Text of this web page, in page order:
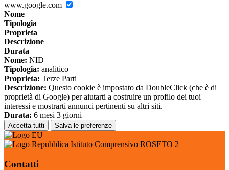
www.google.com
Nome
Tipologia
Proprieta
Descrizione
Durata
Nome: NID
Tipologia: analitico
Proprieta: Terze Parti
Descrizione: Questo cookie è impostato da DoubleClick (che è di
proprietà di Google) per aiutarti a costruire un profilo dei tuoi
interessi e mostrarti annunci pertinenti su altri siti.
Durata: 6 mesi 3 giorni
Accetta tutti Salva le preferenze
Istituto Comprensivo ROSETO 2
Contatti